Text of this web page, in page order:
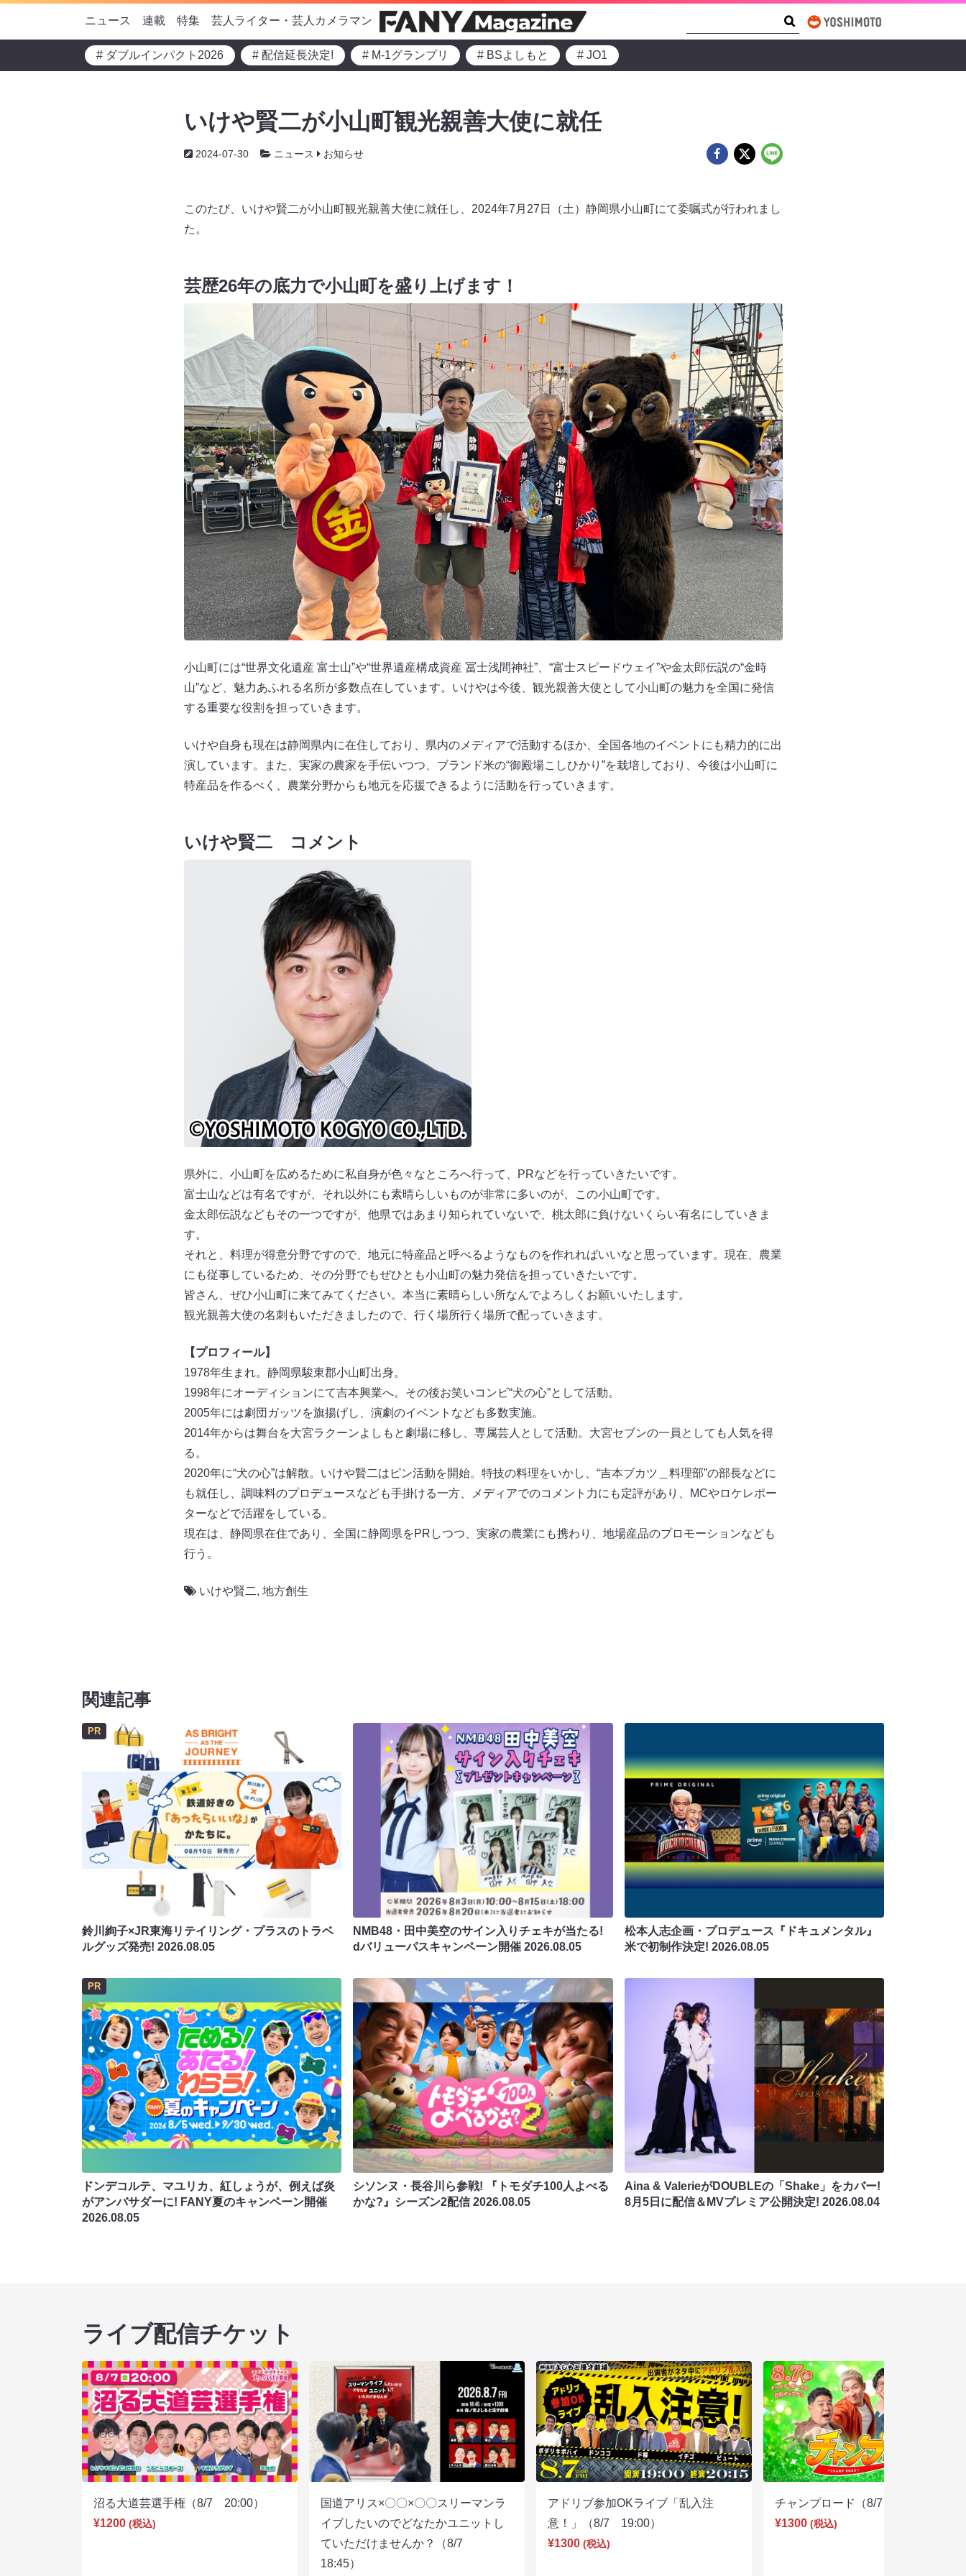
ニュース 連載 特集 芸人ライター・芸人カメラマン
# ダブルインパクト2026 # 配信延長決定! # M-1グランプリ # BSよしもと # JO1
いけや賢二が小山町観光親善大使に就任
2024-07-30 ニュース お知らせ
このたび、いけや賢二が小山町観光親善大使に就任し、2024年7月27日（土）静岡県小山町にて委嘱式が行われまし
た。
芸歴26年の底力で小山町を盛り上げます！
小山町には“世界文化遺産 富士山”や“世界遺産構成資産 冨士浅間神社”、“富士スピードウェイ”や金太郎伝説の“金時
山”など、魅力あふれる名所が多数点在しています。いけやは今後、観光親善大使として小山町の魅力を全国に発信
する重要な役割を担っていきます。
いけや自身も現在は静岡県内に在住しており、県内のメディアで活動するほか、全国各地のイベントにも精力的に出
演しています。また、実家の農家を手伝いつつ、ブランド米の“御殿場こしひかり”を栽培しており、今後は小山町に
特産品を作るべく、農業分野からも地元を応援できるように活動を行っていきます。
いけや賢二 コメント
県外に、小山町を広めるために私自身が色々なところへ行って、PRなどを行っていきたいです。
富士山などは有名ですが、それ以外にも素晴らしいものが非常に多いのが、この小山町です。
金太郎伝説などもその一つですが、他県ではあまり知られていないで、桃太郎に負けないくらい有名にしていきま
す。
それと、料理が得意分野ですので、地元に特産品と呼べるようなものを作れればいいなと思っています。現在、農業
にも従事しているため、その分野でもぜひとも小山町の魅力発信を担っていきたいです。
皆さん、ぜひ小山町に来てみてください。本当に素晴らしい所なんでよろしくお願いいたします。
観光親善大使の名刺もいただきましたので、行く場所行く場所で配っていきます。
【プロフィール】
1978年生まれ。静岡県駿東郡小山町出身。
1998年にオーディションにて吉本興業へ。その後お笑いコンビ“犬の心”として活動。
2005年には劇団ガッツを旗揚げし、演劇のイベントなども多数実施。
2014年からは舞台を大宮ラクーンよしもと劇場に移し、専属芸人として活動。大宮セブンの一員としても人気を得
る。
2020年に“犬の心”は解散。いけや賢二はピン活動を開始。特技の料理をいかし、“吉本ブカツ＿料理部”の部長などに
も就任し、調味料のプロデュースなども手掛ける一方、メディアでのコメント力にも定評があり、MCやロケレポー
ターなどで活躍をしている。
現在は、静岡県在住であり、全国に静岡県をPRしつつ、実家の農業にも携わり、地場産品のプロモーションなども
行う。
いけや賢二, 地方創生
関連記事
PR
鈴川絢子×JR東海リテイリング・プラスのトラベ
ルグッズ発売! 2026.08.05
NMB48・田中美空のサイン入りチェキが当たる!
dバリューパスキャンペーン開催2026.08.05
松本人志企画・プロデュース『ドキュメンタル』
米で初制作決定! 2026.08.05
PR
ドンデコルテ、マユリカ、紅しょうが、例えば炎
がアンバサダーに! FANY夏のキャンペーン開催
2026.08.05
シソンヌ・長谷川ら参戦! 『トモダチ100人よべる
かな?』シーズン2配信2026.08.05
Aina & ValerieがDOUBLEの「Shake」をカバー!
8月5日に配信＆MVプレミア公開決定! 2026.08.04
ライブ配信チケット
沼る大道芸選手権（8/7 20:00）
¥1200 (税込)
国道アリス×〇〇×〇〇スリーマンラ
イブしたいのでどなたかユニットし
ていただけませんか？（8/7
18:45）
アドリブ参加OKライブ「乱入注
意！」（8/7 19:00）
¥1300 (税込)
チャンプロード（8/7 19:30）
¥1300 (税込)